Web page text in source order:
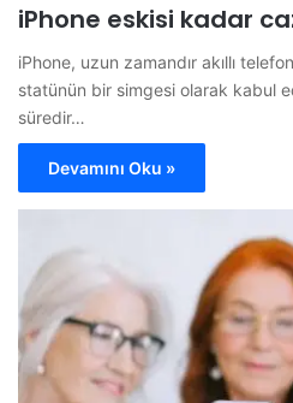
iPhone eskisi kadar
iPhone, uzun zamandır akıllı
statünün bir simgesi olarak kabul
süredir…
Devamını Oku »